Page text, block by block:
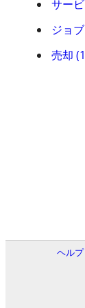
サー
ジョ
売却
ヘルプ